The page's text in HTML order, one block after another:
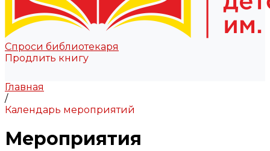
Спроси библиотекаря
Продлить книгу
Главная
/
Календарь мероприятий
Мероприятия